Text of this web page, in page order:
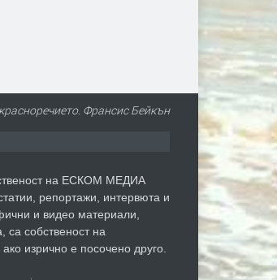
Франсис Бейкън
на ЕСКОМ МЕДИА
репортажи, интервюта и
и видео материали,
са собственост на
изрично е посочено друго.